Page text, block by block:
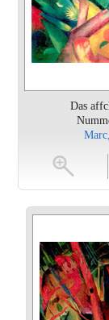
Das
toevoegen